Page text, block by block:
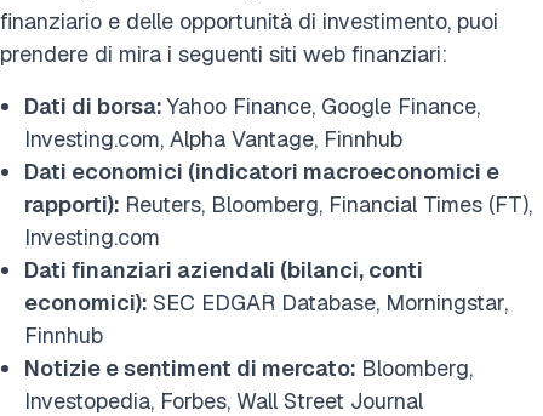
finanziario e delle opportunità di investimento, puoi
prendere di mira i seguenti siti web finanziari:
Dati di borsa:Yahoo Finance, Google Finance,
Investing.com, Alpha Vantage, Finnhub
Dati economici (indicatori macroeconomici e
rapporti): Reuters, Bloomberg, Financial Times (FT),
Investing.com
Dati finanziari aziendali (bilanci, conti
economici): SEC EDGAR Database, Morningstar,
Finnhub
Notizie e sentiment di mercato: Bloomberg,
Investopedia, Forbes, Wall Street Journal